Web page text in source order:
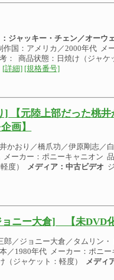
ジャッキー・チェン／オーウ
：アメリカ／2000年代 メ
商品状態：日焼け（ジャケ
[詳細] [規格番号]
【元陸上部だった桃井
画】
おり／橋爪功／伊原剛志／
ーカー：ポニーキャニオン
度）
メディア：中古ビデオ
ニー大倉] 【未DVD化
／ジョニー大倉／タムリン・
1980年代 メーカー：ポニ
ジャケット：軽度）
メディ